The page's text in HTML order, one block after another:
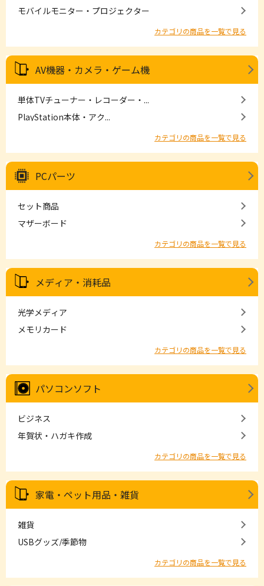
モバイルモニター・プロジェクター
カテゴリの商品を一覧で見る
AV機器・カメラ・ゲーム機
単体TVチューナー・レコーダー・...
PlayStation本体・アク...
カテゴリの商品を一覧で見る
PCパーツ
セット商品
マザーボード
カテゴリの商品を一覧で見る
メディア・消耗品
光学メディア
メモリカード
カテゴリの商品を一覧で見る
パソコンソフト
ビジネス
年賀状・ハガキ作成
カテゴリの商品を一覧で見る
家電・ペット用品・雑貨
雑貨
USBグッズ/季節物
カテゴリの商品を一覧で見る